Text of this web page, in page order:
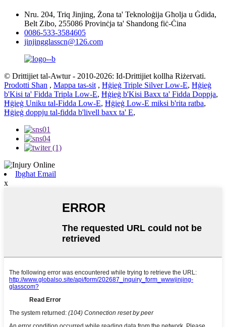
Nru. 204, Triq Jinjing, Żona ta' Teknoloġija Għolja u Ġdida,
Belt Zibo, 255086 Provinċja ta' Shandong fiċ-Ċina
0086-533-3584605
jinjingglasscn@126.com
© Drittijiet tal-Awtur - 2010-2026: Id-Drittijiet kollha Riżervati.
Prodotti Sħan , Mappa tas-sit , Ħġieġ Triple Silver Low-E, Ħġieġ
b'Kisi ta' Fidda Tripla Low-E, Ħġieġ b'Kisi Baxx ta' Fidda Doppja,
Ħġieġ Uniku tal-Fidda Low-E, Ħġieġ Low-E miksi b'rita ratba,
Ħġieġ doppju tal-fidda b'livell baxx ta' E,
Ibgħat Email
x